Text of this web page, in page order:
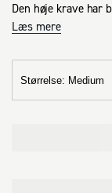
Den høje krave har
forlænget for at give
ledningshul til
sammenfiltring.
Læs mere
Størrelse: Medium